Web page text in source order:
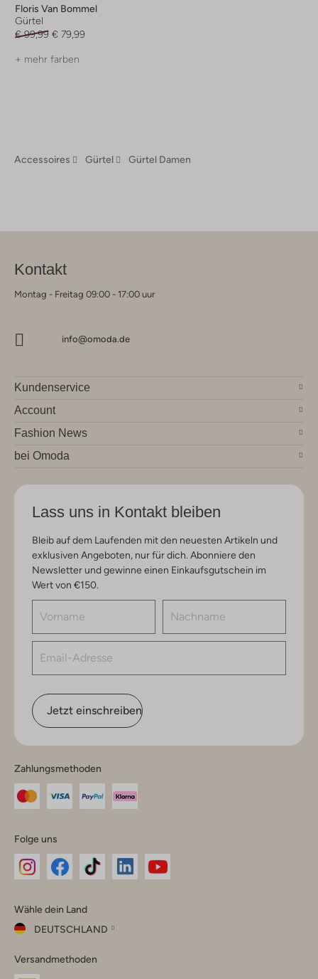
Floris Van Bommel
Gürtel
€ 99,99 € 79,99
+ mehr farben
Accessoires Gürtel Gürtel Damen
Kontakt
Montag - Freitag 09:00 - 17:00 uur
info@omoda.de
Kundenservice
Account
Fashion News
bei Omoda
Lass uns in Kontakt bleiben
Bleib auf dem Laufenden mit den neuesten Artikeln und
exklusiven Angeboten, nur für dich. Abonniere den
Newsletter und gewinne einen Einkaufsgutschein im
Wert von €150.
Jetzt einschreiben
Zahlungsmethoden
Folge uns
Instagram
Facebook
TikTok
Wähle dein Land
DEUTSCHLAND
dein
Land
Versandmethoden